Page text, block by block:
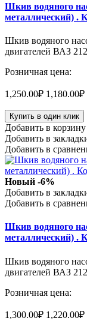
Шкив водяного
металлический) .
Шкив водяного
двигателей ВАЗ
Розничная цена:
1,250.00₽ 1,180.00₽
Купить в один клик
Добавить в корзину
Добавить в
Добавить в
Новый -6%
Добавить в
Добавить в
Шкив водяного
металлический) .
Шкив водяного
двигателей ВАЗ
Розничная цена:
1,300.00₽ 1,220.00₽